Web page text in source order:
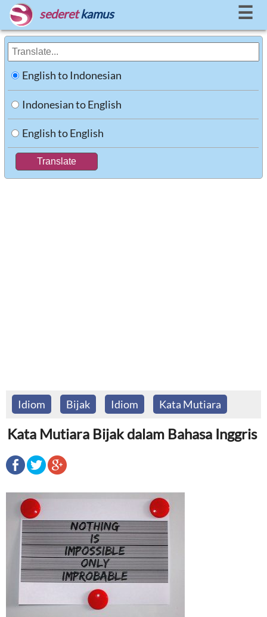
sederet kamus ☰
English to Indonesian
Indonesian to English
English to English
Idiom Bijak Idiom Kata Mutiara
Kata Mutiara Bijak dalam Bahasa Inggris